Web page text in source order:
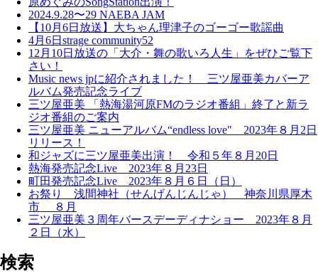
2024.9.28〜29 NAEBA JAM
【10月6日放送】大ちゃん理津子のゴーゴー歌謡曲
4月6日strage community52
12月10日放送の「大介・舞の歌いろ人生」をぜひご覧下
さい！
Music news jpに紹介されました！ 三ツ屋亜美カバーア
ルバム発売記念ライブ
三ツ屋亜美 「熱海湯河原FMのラジオ番組」終了と新ラ
ジオ番組のご案内
三ツ屋亜美 ニューアルバム“endless love" 2023年８月2日
リリース！
和ジャズに三ツ屋亜美出演！ 令和５年８月20日
熱海発売記念Live 2023年８月23日
町田発売記念Live 2023年８月６日（日）
お祭り 浅間神社（せんげんじんじゃ） 神奈川県厚木
市 ８月
三ツ屋亜美３周年バースデーディナショー 2023年８月
２日（水）
検索